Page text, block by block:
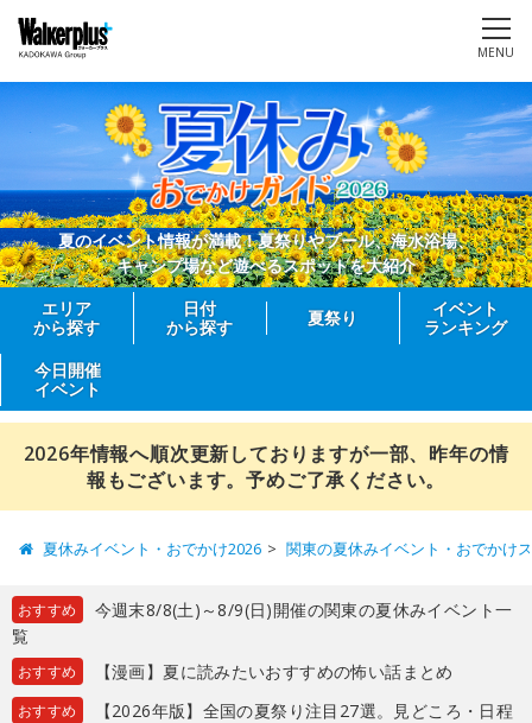
MENU
夏のイベント情報が満載！夏祭りやプール、海水浴場、
キャンプ場など遊べるスポットを大紹介
エリア
から探す
日付
から探す
夏祭り
イベント
ランキング
今日開催
イベント
2026年情報へ順次更新しておりますが一部、昨年の情
報もございます。予めご了承ください。
夏休みイベント・おでかけ2026 関東の夏休みイベント・おでかけ
おすすめ
今週末8/8(土)～8/9(日)開催の関東の夏休みイベント一
覧
おすすめ 【漫画】夏に読みたいおすすめの怖い話まとめ
おすすめ
【2026年版】全国の夏祭り注目27選。見どころ・日程